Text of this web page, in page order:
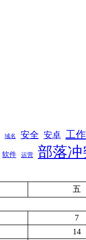
域名 安全 安卓 工作
软件 运营 部落冲
五
7
14